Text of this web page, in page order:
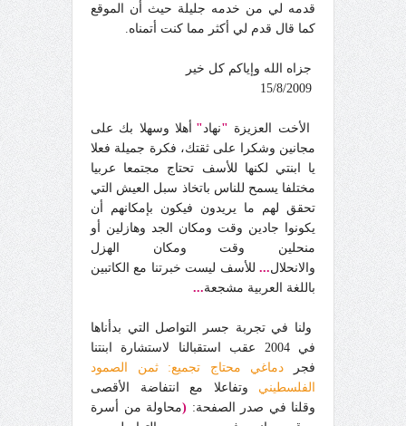
قدمه لي من خدمه جليلة حيث أن الموقع
كما قال قدم لي أكثر مما كنت أتمناه.
جزاه الله وإياكم كل خير
الأخت العزيزة "نهاد" أهلا وسهلا بك على
مجانين وشكرا على ثقتك، فكرة جميلة فعلا
يا ابنتي لكنها للأسف تحتاج مجتمعا عربيا
مختلفا يسمح للناس باتخاذ سبل العيش التي
تحقق لهم ما يريدون فيكون بإمكانهم أن
يكونوا جادين وقت ومكان الجد وهازلين أو
منحلين وقت ومكان الهزل
والانحلال... للأسف ليست خبرتنا مع الكاتبين
باللغة العربية مشجعة...
ولنا في تجربة جسر التواصل التي بدأناها
في 2004 عقب استقبالنا لاستشارة ابنتنا
فجر دماغي محتاج تجميع: ثمن الصمود
الفلسطيني وتفاعلا مع انتفاضة الأقصى
وقلنا في صدر الصفحة: (محاولة من أسرة